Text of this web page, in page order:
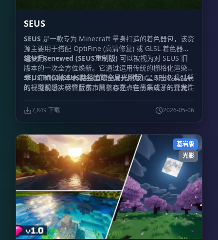
SEUS
SEUS 是一款专为 Minecraft 量身打造的着色器包，该资
源主要用于搭配 OptiFine (高清修复) 或 GLSL 着色器模
组使用。
SEUS Renewed (SEUS重制版) 可以被视为对 SEUS 旧
版本的一次全方位焕新。它通过运用传统的栅格化渲染技
术，在确保帧率表现合理的情况下，为你呈现出极具品质
的视觉观感。尽管目前市面上存在一些尚未公开的开发性
PTGI 的迭代升级上。
SEUS PTGI (SEUS路径追踪全局光照版)是 SEUS 系列中
的一项前沿实验性版本。其核心亮点在于集成了一套完全
是，运行它并不强制要求
玩家必须拥有 RTX 系列显卡。
项目名称中的 “PTGI” 全称为 “Path Traced Global
招牌特性，同时还涵盖了基于路径追踪的反射效果。
7,849 下载 2026-05-06
基岩版
光影